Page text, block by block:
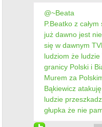
@~Beata
P.Beatko z
już dawno jest
się w dawnym
ludziom że
granicy Polski i
Murem za
Bąkiewicz
ludzie
głupka że nie